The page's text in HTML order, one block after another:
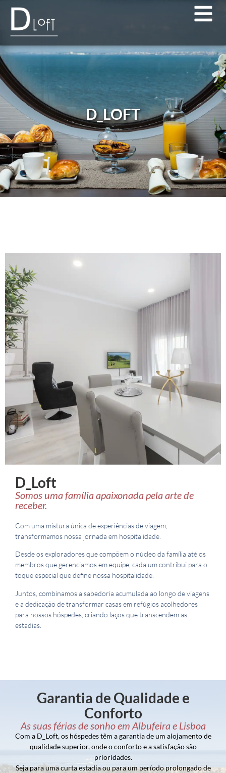
D_LOFT
D_Loft
Somos uma família apaixonada pela arte de
receber.
Com uma mistura única de experiências de viagem,
transformamos nossa jornada em hospitalidade.
Desde os exploradores que compõem o núcleo da família até os
membros que gerenciamos em equipe, cada um contribui para o
toque especial que define nossa hospitalidade.
Juntos, combinamos a sabedoria acumulada ao longo de viagens
e a dedicação de transformar casas em refúgios acolhedores
para nossos hóspedes, criando laços que transcendem as
estadias.
Garantia de Qualidade e
Conforto
As suas férias de sonho em Albufeira e Lisboa
Com a D_Loft, os hóspedes têm a garantia de um alojamento de
qualidade superior, onde o conforto e a satisfação são
prioridades.
Seja para uma curta estadia ou para um período prolongado de